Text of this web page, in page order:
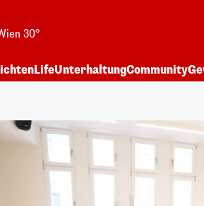
30°
LifeUnterhaltungCommunity